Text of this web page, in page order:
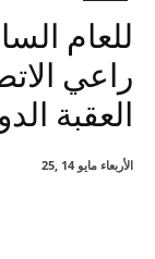
للعام
راعي
العقبة
الأربعاء مايو 14 ,25